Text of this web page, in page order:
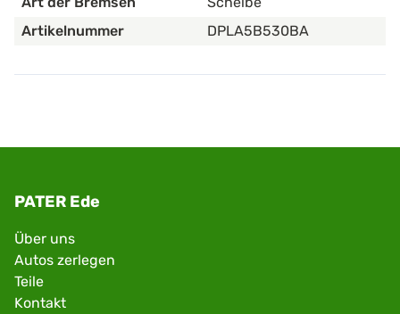
Artikelnummer
DPLA5B530BA
PATER Ede
Über uns
Autos zerlegen
Teile
Kontakt